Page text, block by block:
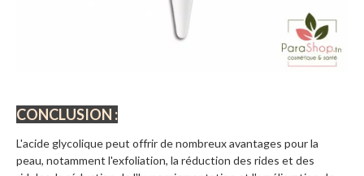
CONCLUSION :
L'acide glycolique peut offrir de nombreux avantages pour la
peau, notamment l'exfoliation, la réduction des rides et des